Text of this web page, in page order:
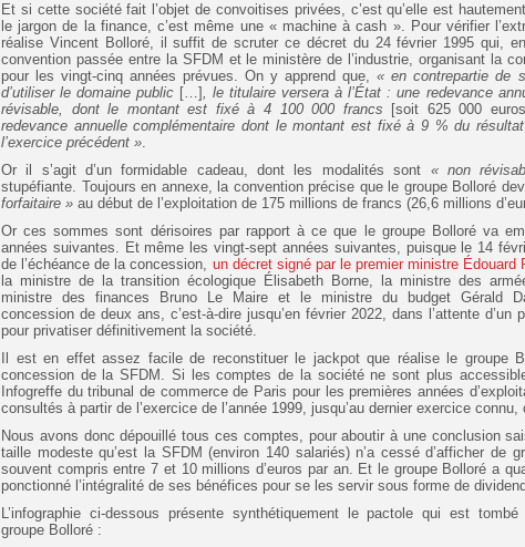
Et si cette société fait l’objet de convoitises privées, c’est qu’elle est
le jargon de la finance, c’est même une « machine à cash ». Pour vérifier
réalise Vincent Bolloré, il suffit de scruter ce décret du 24 février 1995 qui,
convention passée entre la SFDM et le ministère de l’industrie, organisant la
pour les vingt-cinq années prévues. On y apprend que,« en contrepartie de
d’utiliser le domaine public […], le titulaire versera à l’État : une redevance
révisable, dont le montant est fixé à 4 100 000 francs
[soit 625 000
redevance annuelle complémentaire dont le montant est fixé à 9 % du
l’exercice précédent ».
Or il s’agit d’un formidable cadeau, dont les modalités sont « non
stupéfiante. Toujours en annexe, la convention précise que le groupe Bolloré
forfaitaire » au début de l’exploitation de 175 millions de francs (26,6 millions
Or ces sommes sont dérisoires par rapport à ce que le groupe Bolloré va
années suivantes. Et même les vingt-sept années suivantes, puisque le 14
de l’échéance de la concession, un décret signé par le premier ministre Édouard
la ministre de la transition écologique Élisabeth Borne, la ministre des
ministre des finances Bruno Le Maire et le ministre du budget Gérald
concession de deux ans, c’est-à-dire jusqu’en février 2022, dans l’attente d’un
pour privatiser définitivement la société.
Il est en effet assez facile de reconstituer le jackpot que réalise le groupe
concession de la SFDM. Si les comptes de la société ne sont plus
Infogreffe du tribunal de commerce de Paris pour les premières années
consultés à partir de l’exercice de l’année 1999, jusqu’au dernier exercice connu,
Nous avons donc dépouillé tous ces comptes, pour aboutir à une conclusion
taille modeste qu’est la SFDM (environ 140 salariés) n’a cessé d’afficher de
souvent compris entre 7 et 10 millions d’euros par an. Et le groupe Bolloré a
ponctionné l’intégralité de ses bénéfices pour se les servir sous forme de
L’infographie ci-dessous présente synthétiquement le pactole qui est
groupe Bolloré :